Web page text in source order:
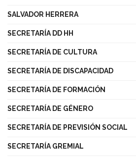
SALVADOR HERRERA
SECRETARÍA DD HH
SECRETARÍA DE CULTURA
SECRETARÍA DE DISCAPACIDAD
SECRETARÍA DE FORMACIÓN
SECRETARÍA DE GÉNERO
SECRETARÍA DE PREVISIÓN SOCIAL
SECRETARÍA GREMIAL